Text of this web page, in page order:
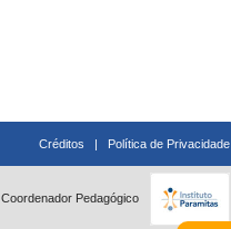
Créditos | Política de Privacidade
Coordenador Pedagógico